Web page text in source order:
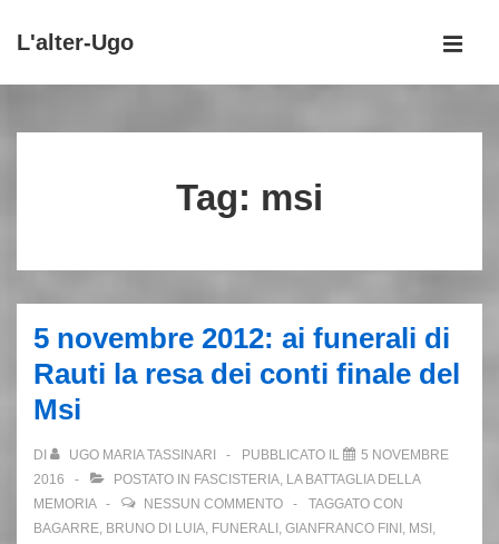
Vai
principale
L'alter-Ugo
principale
Tag: msi
5 novembre 2012: ai funerali di
Rauti la resa dei conti finale del
Msi
DI UGO MARIA TASSINARI PUBBLICATO IL
5 NOVEMBRE
2016
POSTATO IN FASCISTERIA, LA BATTAGLIA DELLA
MEMORIA
NESSUN COMMENTO
TAGGATO CON
BAGARRE, BRUNO DI LUIA, FUNERALI , GIANFRANCO FINI , MSI ,